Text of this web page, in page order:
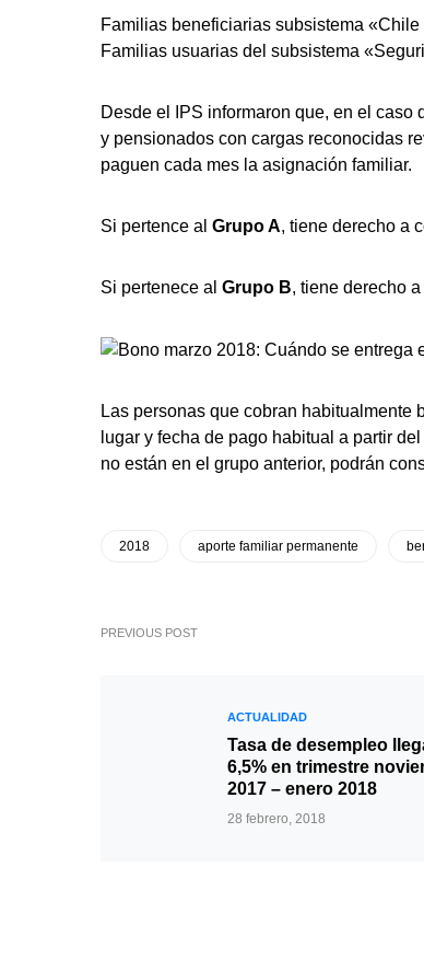
Familias beneficiarias subsistema
Familias usuarias del subsistema
Desde el IPS informaron que, en el
y pensionados con cargas reconocidas
paguen cada mes la asignación familiar.
Si pertence al Grupo A, tiene derecho a
Si pertenece al Grupo B, tiene derecho
Las personas que cobran habitualmente
lugar y fecha de pago habitual a partir
no están en el grupo anterior, podrán
2018 aporte familiar permanente
PREVIOUS POST
ACTUALIDAD
Tasa de desempleo
6,5% en trimestre
2017 – enero 2018
28 febrero, 2018